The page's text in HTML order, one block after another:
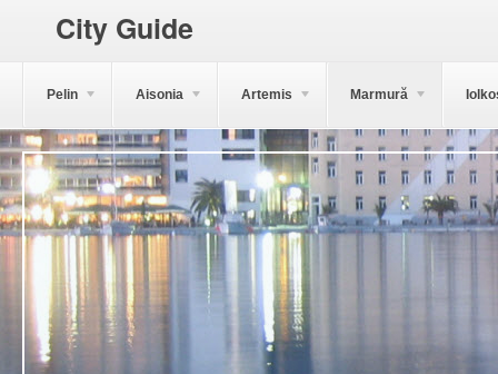
City Guide
Pelin Aisonia Artemis Marmură